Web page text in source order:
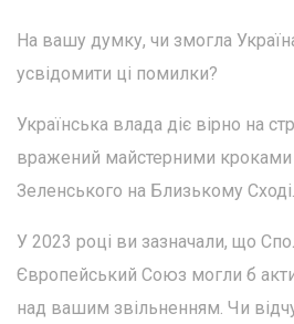
На вашу думку, чи змогла
усвідомити ці помилки?
Українська влада діє вірно на
вражений майстерними
Зеленського на Близькому Сході.
У 2023 році ви зазначали, що
Європейський Союз могли б
над вашим звільненням. Чи